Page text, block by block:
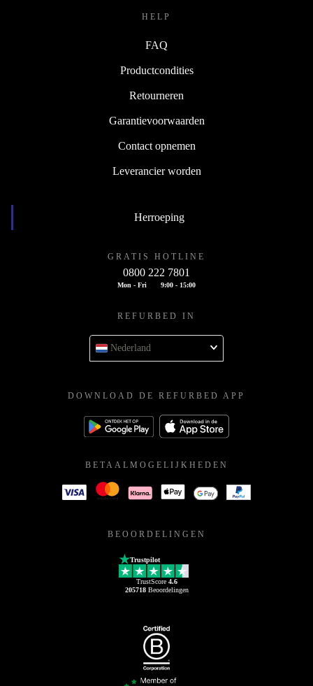
HELP
FAQ
Productcondities
Retourneren
Garantievoorwaarden
Contact opnemen
Leverancier worden
Herroeping
GRATIS HOTLINE
0800 222 7801
Mon - Fri 9:00 - 15:00
REFURBED IN
Nederland
DOWNLOAD DE REFURBED APP
BETAALMOGELIJKHEDEN
BEOORDELINGEN
Trustpilot
TrustScore 4.6
205718Beoordelingen